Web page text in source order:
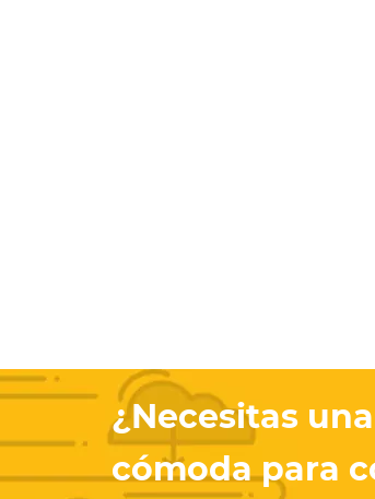
¿Necesitas
cómoda para